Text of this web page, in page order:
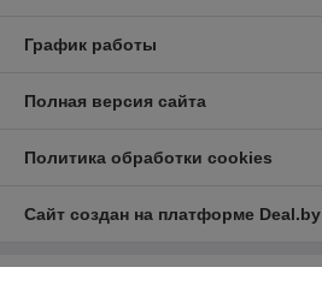
График работы
Полная версия сайта
Политика обработки cookies
Сайт создан на платформе Deal.by